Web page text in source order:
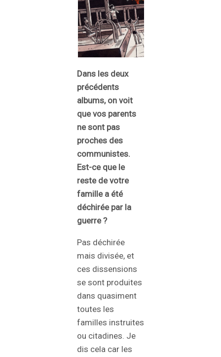
Dans les deux
précédents
albums, on voit
que vos parents
ne sont pas
proches des
communistes.
Est-ce que le
reste de votre
famille a été
déchirée par la
guerre ?
Pas déchirée
mais divisée, et
ces dissensions
se sont produites
dans quasiment
toutes les
familles instruites
ou citadines. Je
dis cela car les